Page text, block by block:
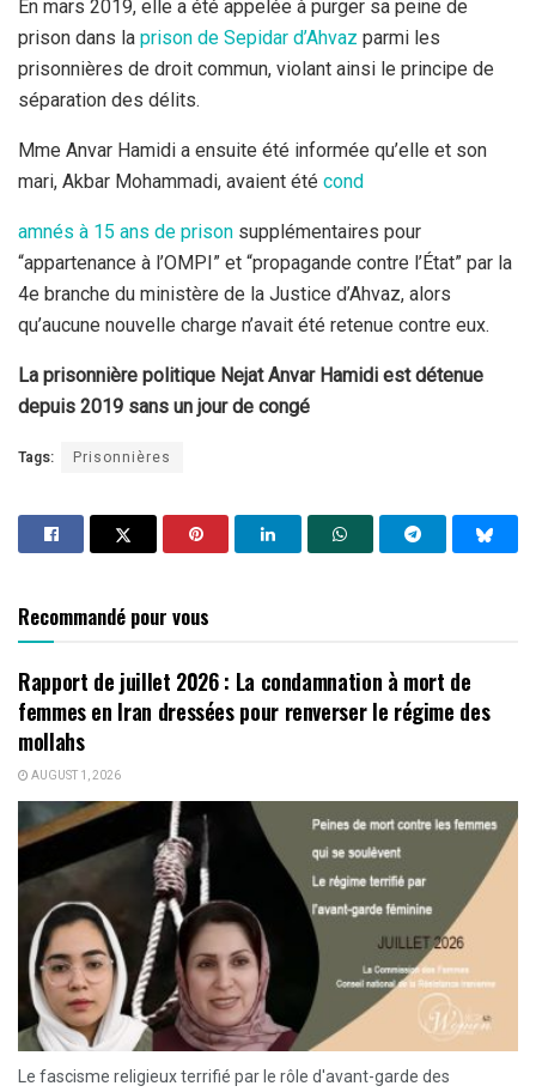
En mars 2019, elle a été appelée à purger sa peine de
prison dans la prison de Sepidar d’Ahvaz parmi les
prisonnières de droit commun, violant ainsi le principe de
séparation des délits.
Mme Anvar Hamidi a ensuite été informée qu’elle et son
mari, Akbar Mohammadi, avaient été cond
amnés à 15 ans de prison supplémentaires pour
“appartenance à l’OMPI” et “propagande contre l’État” par la
4e branche du ministère de la Justice d’Ahvaz, alors
qu’aucune nouvelle charge n’avait été retenue contre eux.
La prisonnière politique Nejat Anvar Hamidi est détenue
depuis 2019 sans un jour de congé
Tags: Prisonnières
Recommandé pour vous
Rapport de juillet 2026 : La condamnation à mort de
femmes en Iran dressées pour renverser le régime des
mollahs
AUGUST 1, 2026
Le fascisme religieux terrifié par le rôle d'avant-garde des